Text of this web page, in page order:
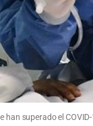
superado el